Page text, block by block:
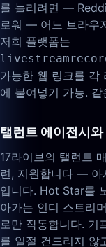
를 늘리려면 —
로워 — 어느 브라우
저희 플랫폼는
가능한 웹 링크를
에 붙여넣기 가능.
탤런트 에이전시
17라이브의 탤런트
련, 지원합니다 — 아
입니다. Hot Star를
아가는 인디 스트리
로만 작동합니다. 기
를 일절 건드리지 않